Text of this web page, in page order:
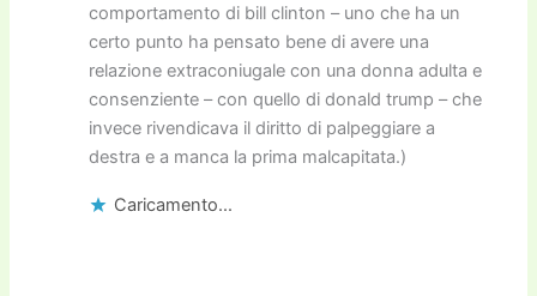
comportamento di bill clinton – uno che ha un
certo punto ha pensato bene di avere una
relazione extraconiugale con una donna adulta e
consenziente – con quello di donald trump – che
invece rivendicava il diritto di palpeggiare a
destra e a manca la prima malcapitata.)
Caricamento...